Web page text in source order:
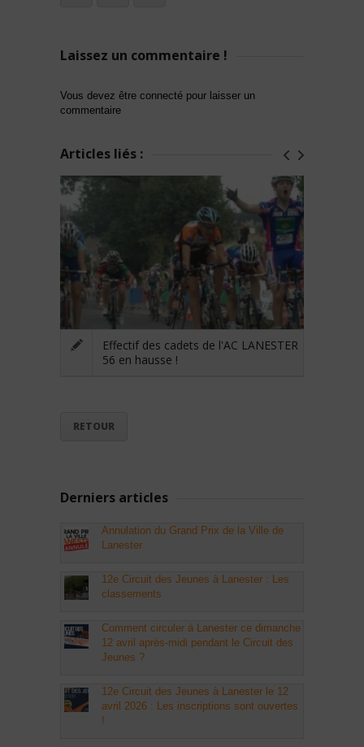
Laissez un commentaire !
Vous devez être connecté pour laisser un
commentaire
Articles liés :
Effectif des cadets de l'AC LANESTER
56 en hausse !
RETOUR
Derniers articles
Annulation du Grand Prix de la Ville de
Lanester
12e Circuit des Jeunes à Lanester : Les
classements
Comment circuler à Lanester ce dimanche
12 avril après-midi pendant le Circuit des
Jeunes ?
12e Circuit des Jeunes à Lanester le 12
avril 2026 : Les inscriptions sont ouvertes
!